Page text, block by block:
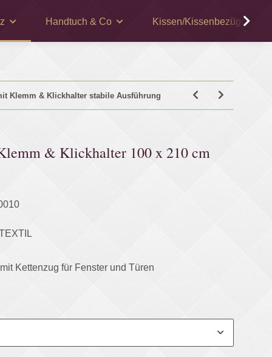
Handtuch & Co Kissen/Kissenbezüge
Klemm & Klickhalter stabile Ausführung
& Klickhalter 100 x 210 cm
Kettenzug für Fenster und Türen